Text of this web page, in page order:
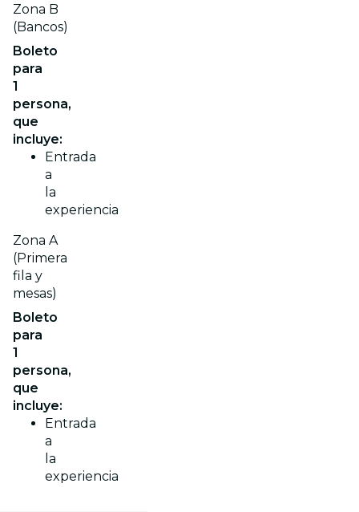
Zona B
(Bancos)
Boleto
para
1
persona,
que
incluye:
Entrada
a
la
experiencia
Zona A
(Primera
fila y
mesas)
Boleto
para
1
persona,
que
incluye:
Entrada
a
la
experiencia